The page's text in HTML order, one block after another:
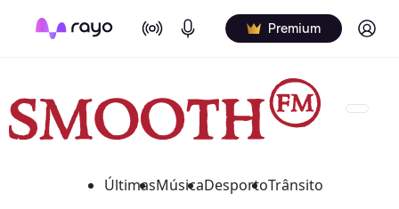
On Air Podcasts Premium Log in
ÚltimasMúsicaDesportoTrânsito